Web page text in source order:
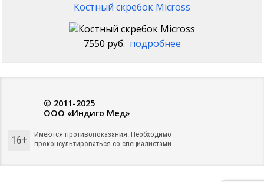
Костный скребок Micross
7550 руб. подробнее
© 2011-2025
ООО «Индиго Мед»
16+
Имеются противопоказания. Необходимо
проконсультироваться со специалистами.